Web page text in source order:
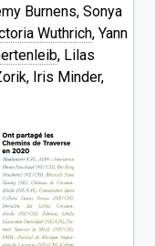
Burnens, Sonya
Wuthrich, Yann
, Lilas
Iris Minder,